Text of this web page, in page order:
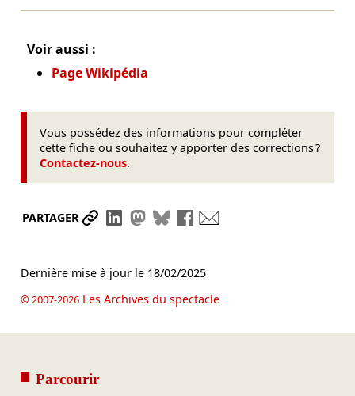
Voir aussi :
Page Wikipédia
Vous possédez des informations pour compléter
cette fiche ou souhaitez y apporter des corrections ?
Contactez-nous.
PARTAGER Partager le lien
Partager sur LinkedIn
Partager sur Mastodon
Partager sur Bluesky
Partager sur Facebook
Dernière mise à jour le 18/02/2025
© 2007-2026Les Archives du spectacle
Parcourir